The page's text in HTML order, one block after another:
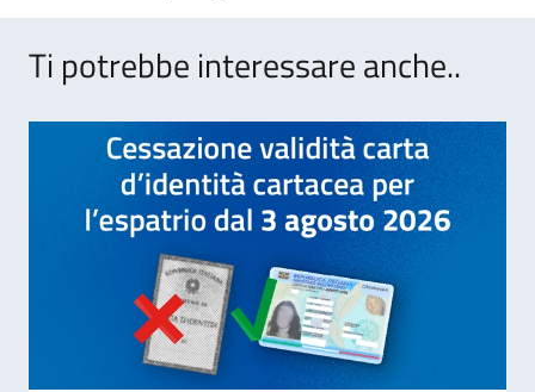
Ti potrebbe interessare anche..